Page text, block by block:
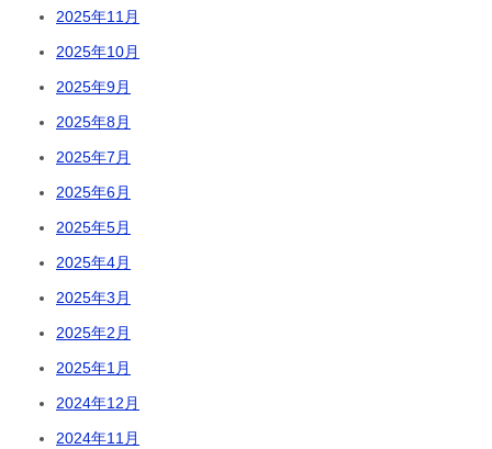
2025年11月
2025年10月
2025年9月
2025年8月
2025年7月
2025年6月
2025年5月
2025年4月
2025年3月
2025年2月
2025年1月
2024年12月
2024年11月